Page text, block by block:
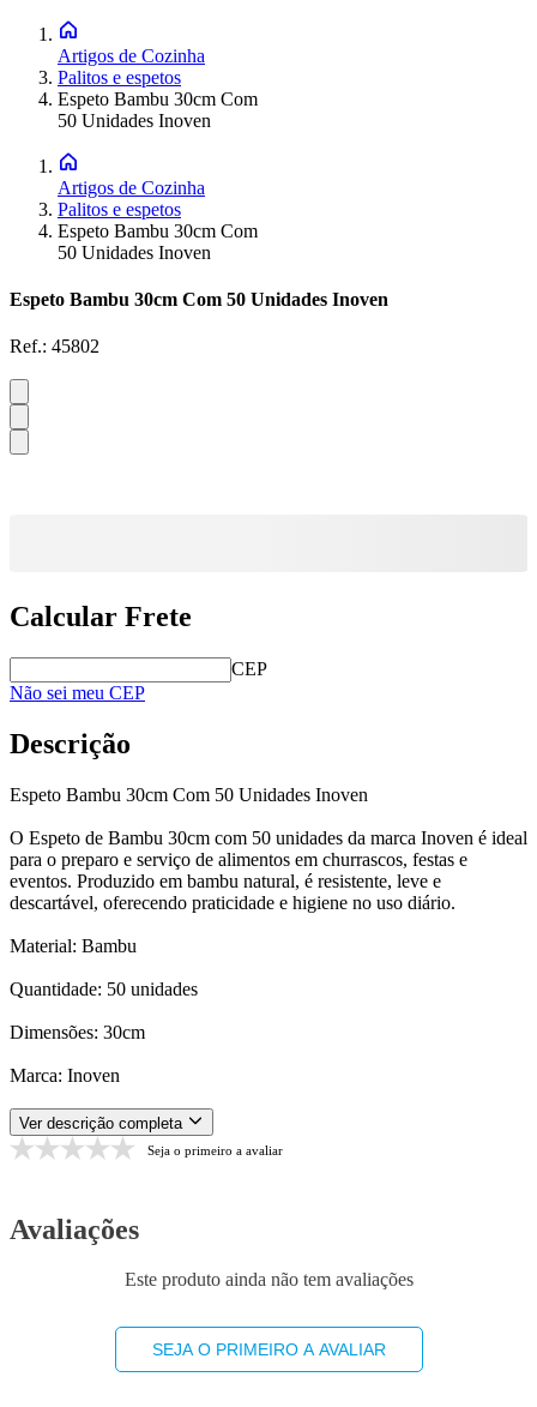
Artigos de Cozinha
Palitos e espetos
Espeto Bambu 30cm Com
50 Unidades Inoven
Artigos de Cozinha
Palitos e espetos
Espeto Bambu 30cm Com
50 Unidades Inoven
Espeto Bambu 30cm Com 50 Unidades Inoven
Ref.: 45802
Calcular Frete
CEP
Não sei meu CEP
Descrição
Espeto Bambu 30cm Com 50 Unidades Inoven
O Espeto de Bambu 30cm com 50 unidades da marca Inoven é ideal
para o preparo e serviço de alimentos em churrascos, festas e
eventos. Produzido em bambu natural, é resistente, leve e
descartável, oferecendo praticidade e higiene no uso diário.
Material: Bambu
Quantidade: 50 unidades
Dimensões: 30cm
Marca: Inoven
Ver descrição completa
Seja o primeiro a avaliar
Avaliações
Este produto ainda não tem avaliações
SEJA O PRIMEIRO A AVALIAR